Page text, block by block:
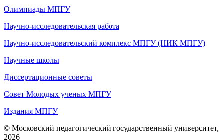
Олимпиады МПГУ
Научно-исследовательская работа
Научно-исследовательский комплекс МПГУ (НИК МПГУ)
Научные школы
Диссертационные советы
Совет Молодых ученых МПГУ
Издания МПГУ
© Московский педагогический государственный университет,
2026